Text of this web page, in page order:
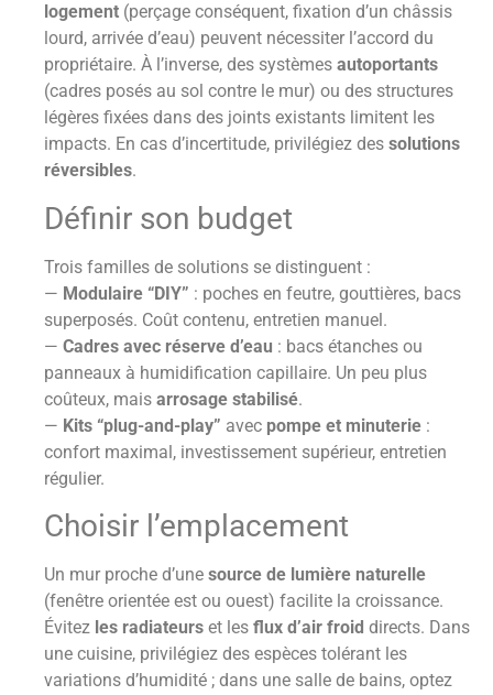
logement (perçage conséquent, fixation d’un châssis
lourd, arrivée d’eau) peuvent nécessiter l’accord du
propriétaire. À l’inverse, des systèmes autoportants
(cadres posés au sol contre le mur) ou des structures
légères fixées dans des joints existants limitent les
impacts. En cas d’incertitude, privilégiez des solutions
réversibles.
Définir son budget
Trois familles de solutions se distinguent :
— Modulaire “DIY” : poches en feutre, gouttières, bacs
superposés. Coût contenu, entretien manuel.
— Cadres avec réserve d’eau : bacs étanches ou
panneaux à humidification capillaire. Un peu plus
coûteux, mais arrosage stabilisé.
— Kits “plug-and-play” avec pompe et minuterie :
confort maximal, investissement supérieur, entretien
régulier.
Choisir l’emplacement
Un mur proche d’une source de lumière naturelle
(fenêtre orientée est ou ouest) facilite la croissance.
Évitez les radiateurs et les flux d’air froid directs. Dans
une cuisine, privilégiez des espèces tolérant les
variations d’humidité ; dans une salle de bains, optez